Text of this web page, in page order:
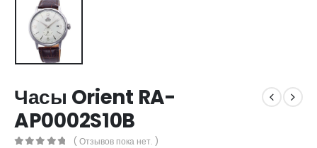
Часы Orient RA-
AP0002S10B
( Отзывов пока нет. )